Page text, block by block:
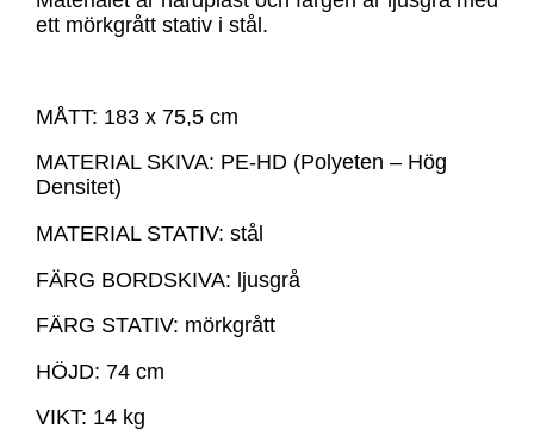
ett mörkgrått stativ i stål.
MÅTT: 183 x 75,5 cm
MATERIAL SKIVA: PE-HD (Polyeten – Hög
Densitet)
MATERIAL STATIV: stål
FÄRG BORDSKIVA: ljusgrå
FÄRG STATIV: mörkgrått
HÖJD: 74 cm
VIKT: 14 kg